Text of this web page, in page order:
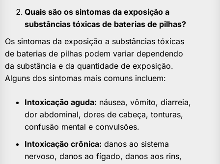
Quais são os sintomas da exposição a
substâncias tóxicas de baterias de pilhas?
Os sintomas da exposição a substâncias tóxicas
de baterias de pilhas podem variar dependendo
da substância e da quantidade de exposição.
Alguns dos sintomas mais comuns incluem:
Intoxicação aguda: náusea, vômito, diarreia,
dor abdominal, dores de cabeça, tonturas,
confusão mental e convulsões.
Intoxicação crônica: danos ao sistema
nervoso, danos ao fígado, danos aos rins,